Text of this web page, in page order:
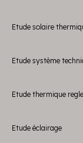
Etude solaire
Etude système
Etude thermique
Etude éclairage